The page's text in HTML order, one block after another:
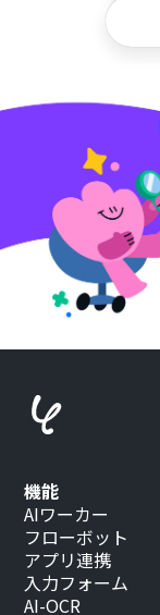
機能
AIワーカー
フローボット
アプリ連携
入力フォーム
AI-OCR